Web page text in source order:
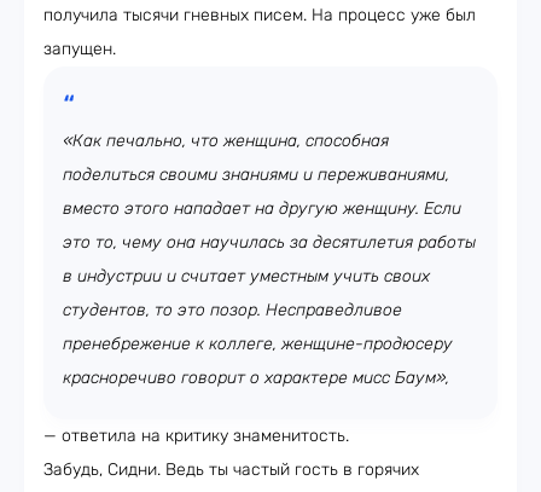
получила тысячи гневных писем. На процесс уже был
запущен.
«Как печально, что женщина, способная
поделиться своими знаниями и переживаниями,
вместо этого нападает на другую женщину. Если
это то, чему она научилась за десятилетия работы
в индустрии и считает уместным учить своих
студентов, то это позор. Несправедливое
пренебрежение к коллеге, женщине-продюсеру
красноречиво говорит о характере мисс Баум»,
— ответила на критику знаменитость.
Забудь, Сидни. Ведь ты частый гость в горячих